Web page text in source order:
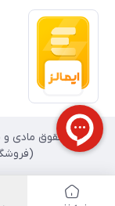
تمامی حقوق مادی و